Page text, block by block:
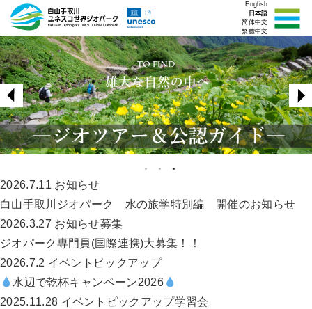
English
日本語
简体中文
繁體中文
2026.7.11 お知らせ
白山手取川ジオパーク 水の旅学特別編 開催のお知らせ
2026.3.27 お知らせ募集
ジオパーク専門員(国際連携)大募集！！
2026.7.2 イベント ピックアップ
水辺で乾杯キャンペーン2026
2025.11.28 イベント ピックアップ学習会